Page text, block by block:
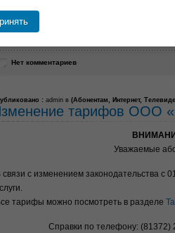
реквизиты
Нет комментариев
: admin в (Абонентам, Интернет,
тарифов ООО
Уважаемые
связи с изменением законодательства с
тарифы можно посмотреть в разделе
Справки по телефону: (81372)